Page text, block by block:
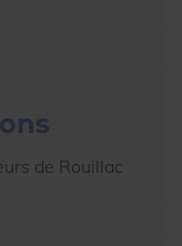
de Rouillac